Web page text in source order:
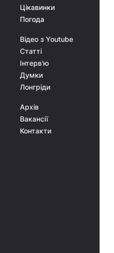
Цікавинки
Погода
Відео з Youtube
Статті
Інтерв'ю
Думки
Лонгріди
Архів
Вакансії
Контакти